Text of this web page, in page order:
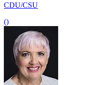
CDU/CSU
()